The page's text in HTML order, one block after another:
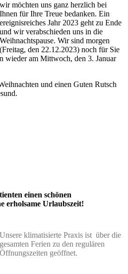
wir möchten uns ganz herzlich bei
Ihnen für Ihre Treue bedanken. Ein
ereignisreiches Jahr 2023 geht zu Ende
und wir verabschieden uns in die
Weihnachtspause. Wir sind morgen
(Freitag, den 22.12.2023) noch für Sie
wieder am Mittwoch, den 3. Januar
und einen Guten Rutsch
einen schönen
erholsame Urlaubszeit!
Unsere klimatisierte Praxis ist über die
gesamten Ferien zu den regulären
Öffnungszeiten geöffnet.